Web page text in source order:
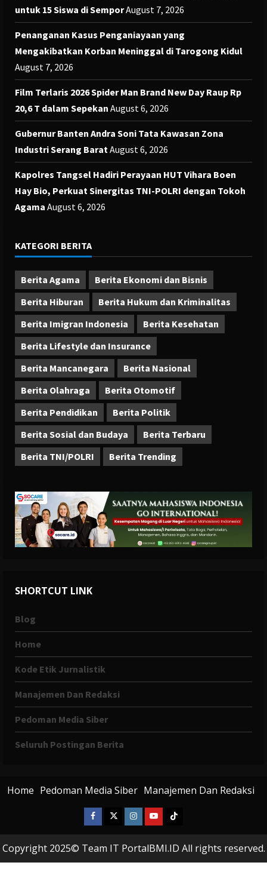
untuk 15 Siswa di SemporAugust 7, 2026
Penanganan Kasus Penganiayaan yang
Mengakibatkan Korban Meninggal di Tarogong Kidul
August 7, 2026
Film Terlaris 2026 Spider Man Brand New Day Raup Rp
20,6 T dalam Sepekan August 6, 2026
Gubernur Banten Andra Soni Tata Kawasan Zona
Industri Serang Barat August 6, 2026
Kapolres Tangsel Hadiri Perayaan HUT Vihara Boen
Hay Bio, Perkuat Sinergitas TNI-POLRI dengan Tokoh
Agama August 6, 2026
KATEGORI BERITA
Berita Agama
Berita Ekonomi dan Bisnis
Berita Hiburan
Berita Hukum dan Kriminalitas
Berita Imigran Indonesia
Berita Kesehatan
Berita Lifestyle dan Insurance
Berita Mancanegara
Berita Nasional
Berita Olahraga
Berita Otomotif
Berita Pendidikan
Berita Politik
Berita Sosial dan Budaya
Berita Terbaru
Berita TNI/POLRI
Berita Trending
SHORTCUT LINK
Blog
Home
Kode Etik Jurnalistik
Manajemen Dan Redaksi
Pedoman Media Siber
Seluruh Postingan Berita
Home Pedoman Media Siber Manajemen Dan Redaksi
Facebook
X
Instagram
YoutubeTiktok
Copyright 2025© Team IT PortalBMI.ID All rights reserved.